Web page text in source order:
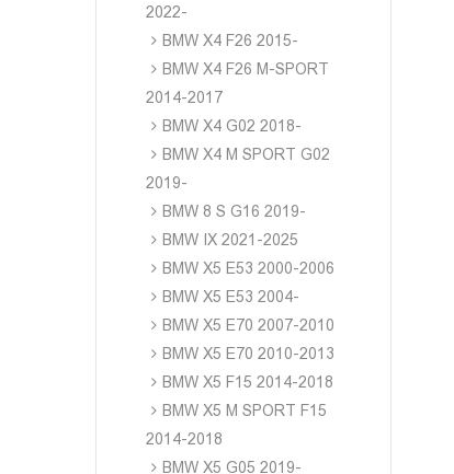
2022-
BMW X4 F26 2015-
BMW X4 F26 M-SPORT
2014-2017
BMW X4 G02 2018-
BMW X4 M SPORT G02
2019-
BMW 8 S G16 2019-
BMW IX 2021-2025
BMW X5 E53 2000-2006
BMW X5 E53 2004-
BMW X5 E70 2007-2010
BMW X5 E70 2010-2013
BMW X5 F15 2014-2018
BMW X5 M SPORT F15
2014-2018
BMW X5 G05 2019-